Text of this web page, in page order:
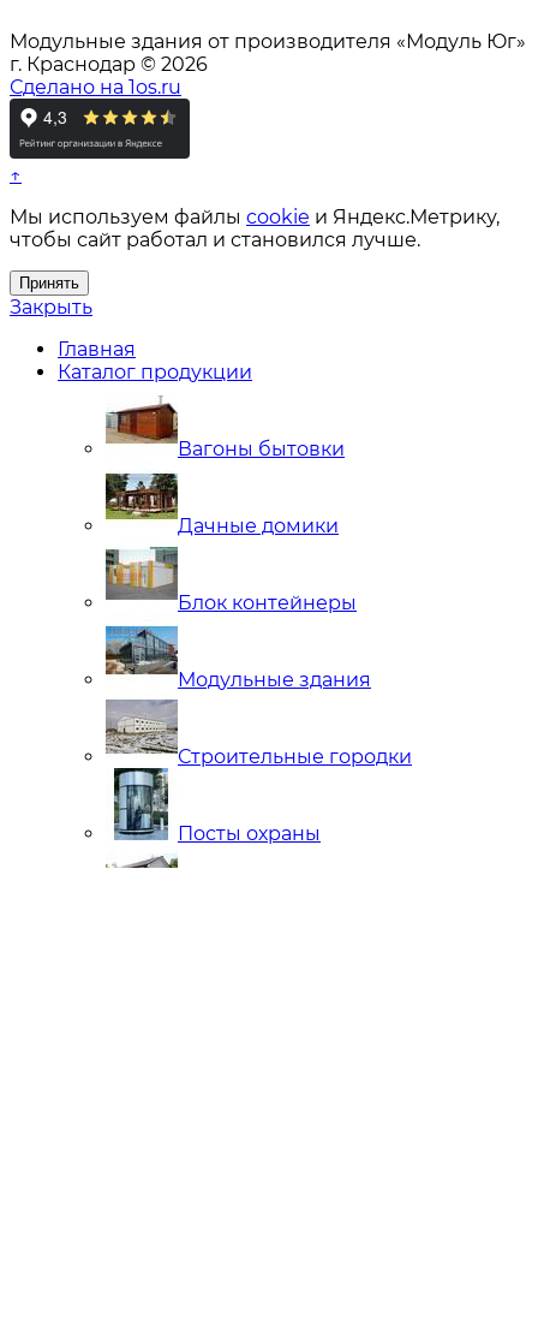
Модульные здания от производителя «Модуль Юг»
г. Краснодар © 2026
Сделано на 1os.ru
↑
Мы используем файлы cookie и Яндекс.Метрику,
чтобы сайт работал и становился лучше.
Принять
Закрыть
Главная
Каталог продукции
Вагоны бытовки
Дачные домики
Блок контейнеры
Модульные здания
Строительные городки
Посты охраны